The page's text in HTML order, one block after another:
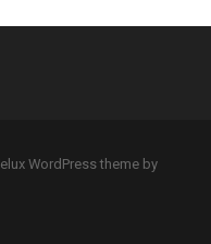
WordPress theme by